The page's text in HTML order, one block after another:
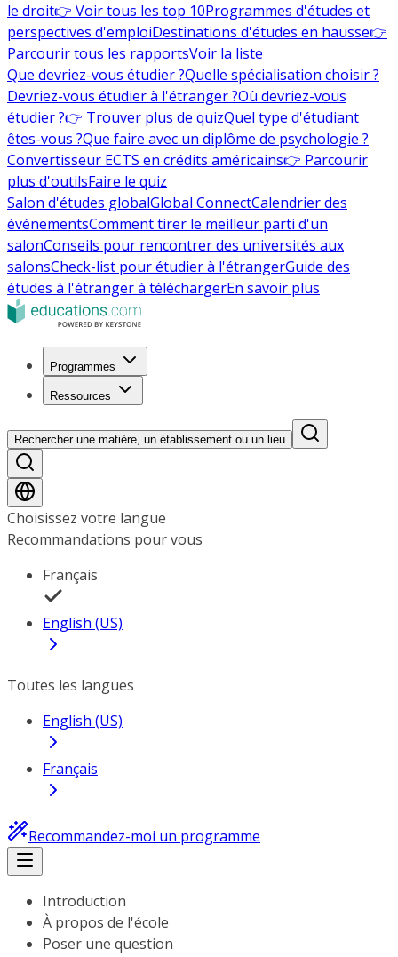
le droit👉 Voir tous les top 10Programmes d'études et
perspectives d'emploiDestinations d'études en hausse👉
Parcourir tous les rapportsVoir la liste
Que devriez-vous étudier ?Quelle spécialisation choisir ?
Devriez-vous étudier à l'étranger ?Où devriez-vous
étudier ?👉 Trouver plus de quizQuel type d'étudiant
êtes-vous ?Que faire avec un diplôme de psychologie ?
Convertisseur ECTS en crédits américains👉 Parcourir
plus d'outilsFaire le quiz
Salon d'études globalGlobal ConnectCalendrier des
événementsComment tirer le meilleur parti d'un
salonConseils pour rencontrer des universités aux
salonsCheck-list pour étudier à l'étrangerGuide des
études à l'étranger à téléchargerEn savoir plus
Programmes
Ressources
Rechercher une matière, un établissement ou un lieu
Choisissez votre langue
Recommandations pour vous
Français
English (US)
Toutes les langues
English (US)
Français
Recommandez-moi un programme
Introduction
À propos de l'école
Poser une question